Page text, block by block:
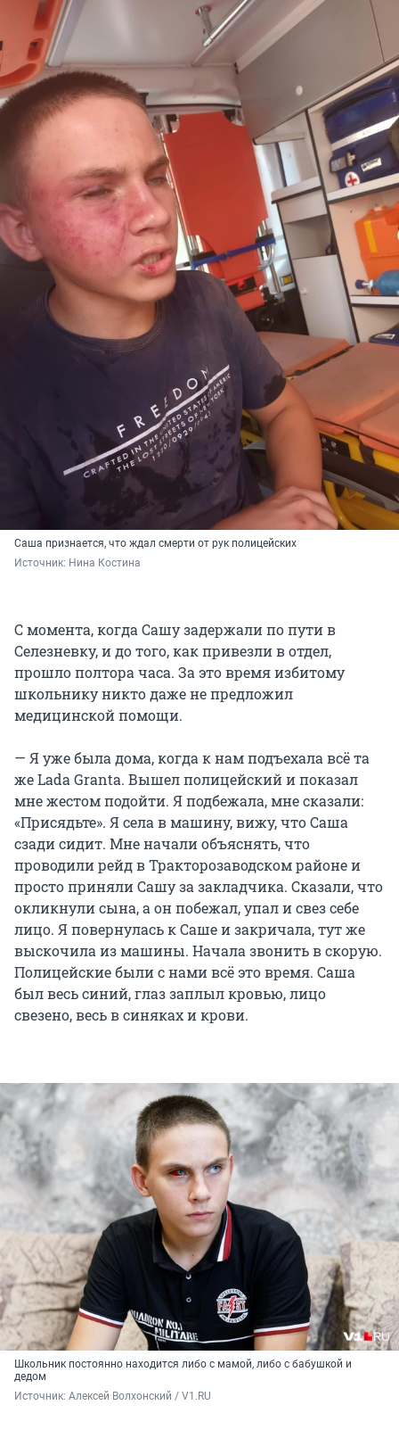
Саша признается, что ждал смерти от рук полицейских
Источник: Нина Костина
С момента, когда Сашу задержали по пути в
Селезневку, и до того, как привезли в отдел,
прошло полтора часа. За это время избитому
школьнику никто даже не предложил
медицинской помощи.
— Я уже была дома, когда к нам подъехала всё та
же Lada Granta. Вышел полицейский и показал
мне жестом подойти. Я подбежала, мне сказали:
«Присядьте». Я села в машину, вижу, что Саша
сзади сидит. Мне начали объяснять, что
проводили рейд в Тракторозаводском районе и
просто приняли Сашу за закладчика. Сказали, что
окликнули сына, а он побежал, упал и свез себе
лицо. Я повернулась к Саше и закричала, тут же
выскочила из машины. Начала звонить в скорую.
Полицейские были с нами всё это время. Саша
был весь синий, глаз заплыл кровью, лицо
свезено, весь в синяках и крови.
Школьник постоянно находится либо с мамой, либо с бабушкой и
дедом
Источник: Алексей Волхонский / V1.RU